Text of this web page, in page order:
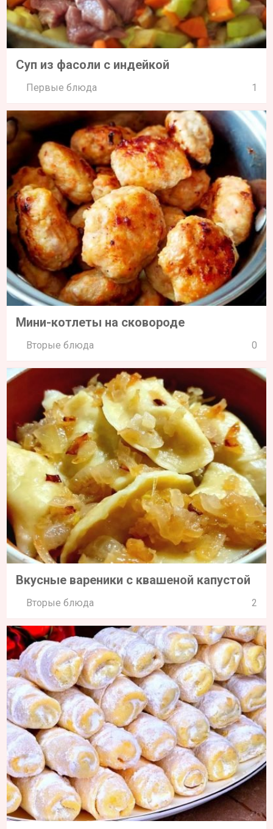
Суп из фасоли с индейкой
Первые блюда 1
Мини-котлеты на сковороде
Вторые блюда 0
Вкусные вареники с квашеной капустой
Вторые блюда 2